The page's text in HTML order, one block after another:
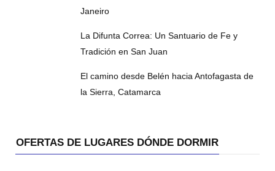
Janeiro
La Difunta Correa: Un Santuario de Fe y
Tradición en San Juan
El camino desde Belén hacia Antofagasta de
la Sierra, Catamarca
OFERTAS DE LUGARES DÓNDE DORMIR